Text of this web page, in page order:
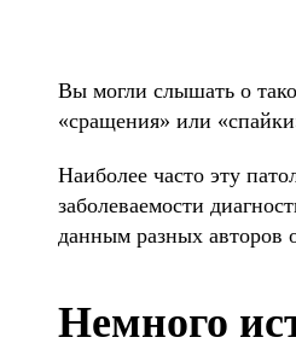
Вы могли слышать о
«сращения» или
Наиболее часто эту
заболеваемости
данным разных авторов
Немного